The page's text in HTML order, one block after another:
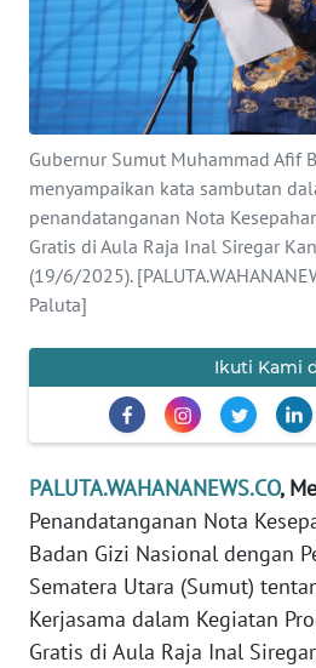
Gubernur Sumut Muhammad Afif
menyampaikan kata sambutan
penandatanganan Nota
Gratis di Aula Raja Inal Siregar
(19/6/2025).
Paluta]
Ikuti Kami
PALUTA.WAHANANEWS.CO,
Penandatanganan Nota
Badan Gizi Nasional dengan
Sematera Utara (Sumut)
Kerjasama dalam Kegiatan
Gratis di Aula Raja Inal
TENTANG
KAMI
MEDIA
SIBER
REDAKSI
KARIR
DISCLAIMER
News
WN
SUMUT
WN
JAKARTA